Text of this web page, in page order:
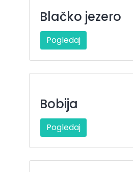
Blačko jezero
Pogledaj
Bobija
Pogledaj